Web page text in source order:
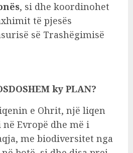
, si dhe koordinohet
të pjesës
së Trashëgimisë
ky PLAN?
e Ohrit, një liqen
Evropë dhe më i
me biodiversitet nga